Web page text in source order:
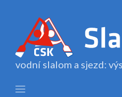
vodní slalom a sjezd: